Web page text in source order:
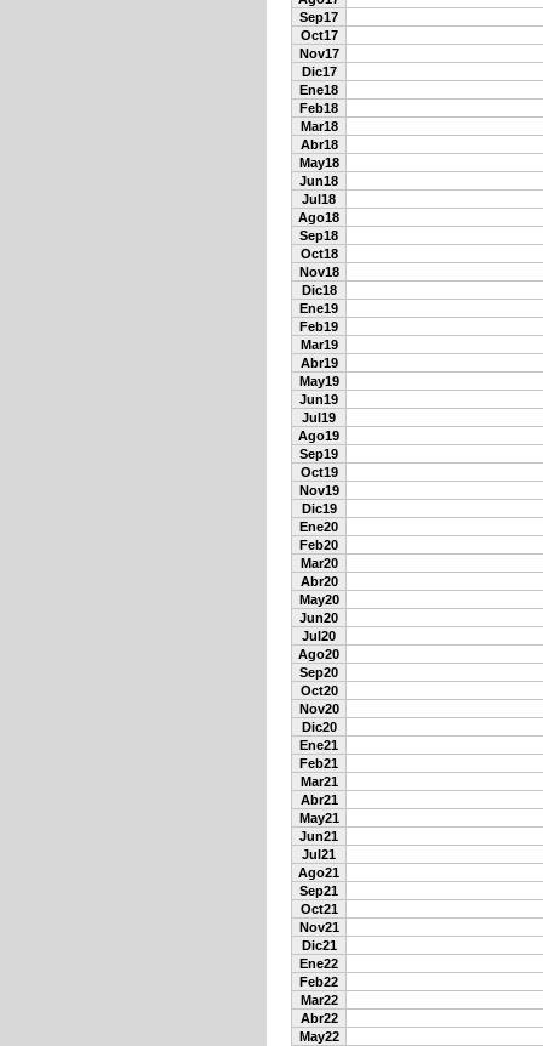
Sep17
Oct17
Nov17
Dic17
Ene18
Feb18
Mar18
Abr18
May18
Jun18
Jul18
Ago18
Sep18
Oct18
Nov18
Dic18
Ene19
Feb19
Mar19
Abr19
May19
Jun19
Jul19
Ago19
Sep19
Oct19
Nov19
Dic19
Ene20
Feb20
Mar20
Abr20
May20
Jun20
Jul20
Ago20
Sep20
Oct20
Nov20
Dic20
Ene21
Feb21
Mar21
Abr21
May21
Jun21
Jul21
Ago21
Sep21
Oct21
Nov21
Dic21
Ene22
Feb22
Mar22
Abr22
May22